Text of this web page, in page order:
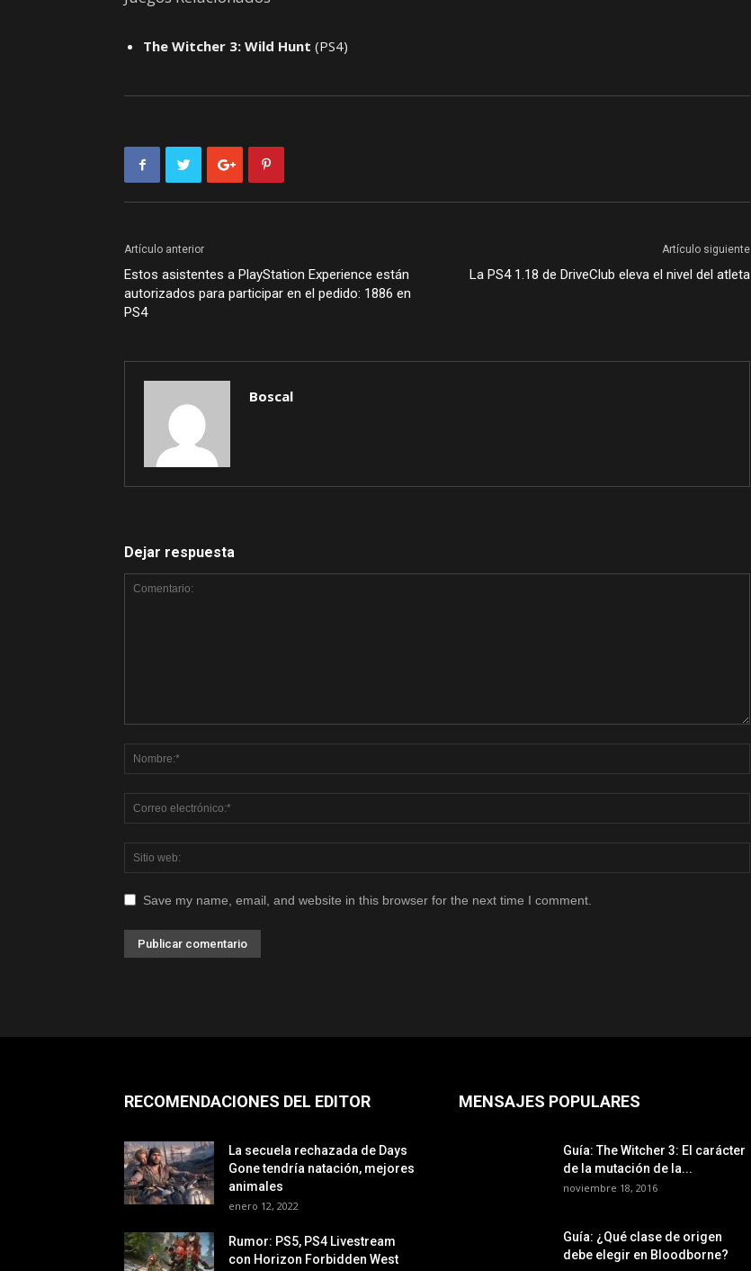
The Witcher 3: Wild Hunt (PS4)
Artículo anterior
Estos asistentes a PlayStation Experience están
autorizados para participar en el pedido: 1886 en
PS4
Artículo siguiente
La PS4 1.18 de DriveClub eleva el nivel del atleta
Boscal
Dejar respuesta
Save my name, email, and website in this browser for the next time I comment.
RECOMENDACIONES DEL EDITOR
La secuela rechazada de Days
Gone tendría natación, mejores
animales
enero 12, 2022
Rumor: PS5, PS4 Livestream
con Horizon Forbidden West
MENSAJES POPULARES
Guía: The Witcher 3: El carácter
de la mutación de la...
noviembre 18, 2016
Guía: ¿Qué clase de origen
debe elegir en Bloodborne?